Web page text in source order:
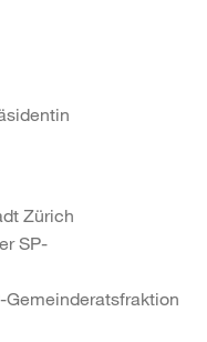
Zürich
SP-
Gemeinderatsfraktion